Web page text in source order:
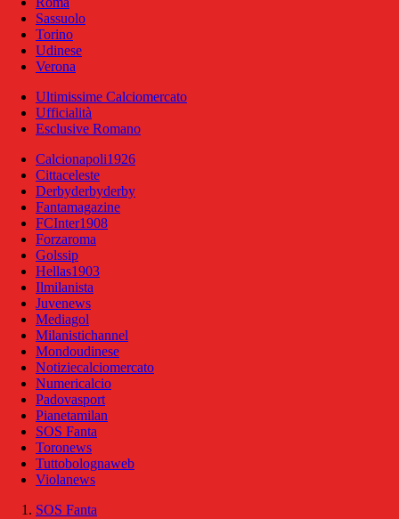
Sassuolo
Torino
Udinese
Verona
Ultimissime Calciomercato
Ufficialità
Esclusive Romano
Calcionapoli1926
Cittaceleste
Derbyderbyderby
Fantamagazine
FCInter1908
Forzaroma
Golssip
Hellas1903
Ilmilanista
Juvenews
Mediagol
Milanistichannel
Mondoudinese
Notiziecalciomercato
Numericalcio
Padovasport
Pianetamilan
SOS Fanta
Toronews
Tuttobolognaweb
Violanews
SOS Fanta